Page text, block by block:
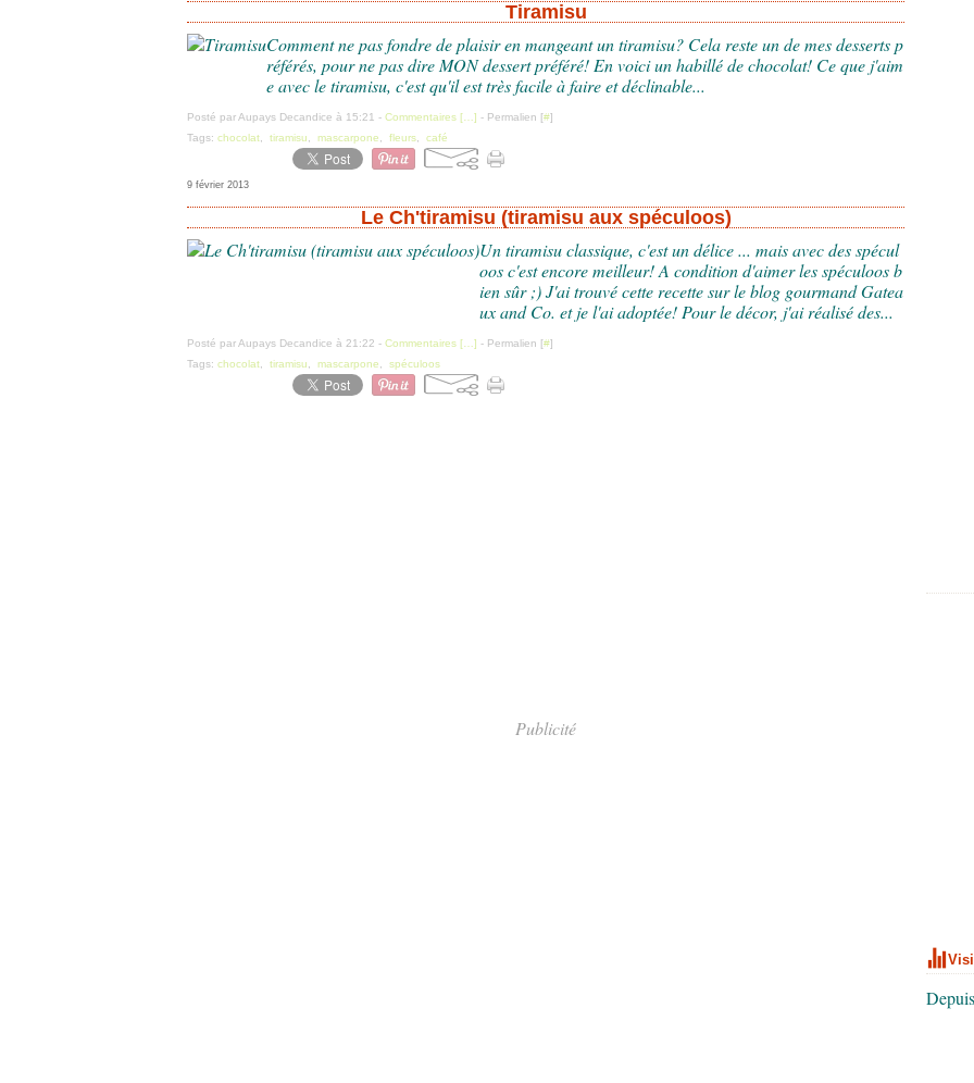
Tiramisu
Comment ne pas fondre de plaisir en mangeant un tiramisu? Cela reste un de mes desserts p
référés, pour ne pas dire MON dessert préféré! En voici un habillé de chocolat! Ce que j'aim
e avec le tiramisu, c'est qu'il est très facile à faire et déclinable...
Posté par Aupays Decandice à 15:21 - Commentaires [ ] - Permalien [#]
Tags: chocolat tiramisu mascarpone fleurs café
9 février 2013
Le Ch'tiramisu (tiramisu aux spéculoos)
Un tiramisu classique, c'est un délice ... mais avec des spécul
oos c'est encore meilleur! A condition d'aimer les spéculoos b
ien sûr ;) J'ai trouvé cette recette sur le blog gourmand Gatea
ux and Co. et je l'ai adoptée! Pour le décor, j'ai réalisé des...
Posté par Aupays Decandice à 21:22 - Commentaires [ ] - Permalien [#]
Tags: chocolat tiramisu mascarpone spéculoos
Publicité